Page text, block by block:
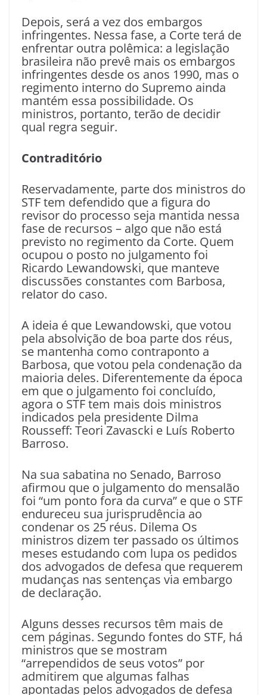
Depois, será a vez dos embargos
infringentes. Nessa fase, a Corte terá de
enfrentar outra polêmica: a legislação
brasileira não prevê mais os embargos
infringentes desde os anos 1990, mas o
regimento interno do Supremo ainda
mantém essa possibilidade. Os
ministros, portanto, terão de decidir
qual regra seguir.
Contraditório
Reservadamente, parte dos ministros do
STF tem defendido que a figura do
revisor do processo seja mantida nessa
fase de recursos – algo que não está
previsto no regimento da Corte. Quem
ocupou o posto no julgamento foi
Ricardo Lewandowski, que manteve
discussões constantes com Barbosa,
relator do caso.
A ideia é que Lewandowski, que votou
pela absolvição de boa parte dos réus,
se mantenha como contraponto a
Barbosa, que votou pela condenação da
maioria deles. Diferentemente da época
em que o julgamento foi concluído,
agora o STF tem mais dois ministros
indicados pela presidente Dilma
Rousseff: Teori Zavascki e Luís Roberto
Barroso.
Na sua sabatina no Senado, Barroso
afirmou que o julgamento do mensalão
foi “um ponto fora da curva” e que o STF
endureceu sua jurisprudência ao
condenar os 25 réus. Dilema Os
ministros dizem ter passado os últimos
meses estudando com lupa os pedidos
dos advogados de defesa que requerem
mudanças nas sentenças via embargo
de declaração.
Alguns desses recursos têm mais de
cem páginas. Segundo fontes do STF, há
ministros que se mostram
“arrependidos de seus votos” por
admitirem que algumas falhas
apontadas pelos advogados de defesa